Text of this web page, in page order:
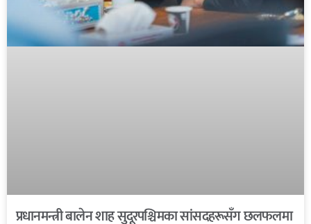
प्रधानमन्त्री बालेन शाह सुदूरपश्चिमका सांसदहरूसँग छलफलमा